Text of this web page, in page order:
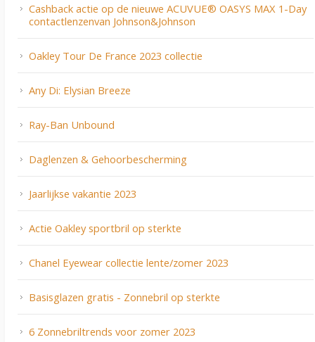
Cashback actie op de nieuwe ACUVUE® OASYS MAX 1-Day
contactlenzenvan Johnson&Johnson
Oakley Tour De France 2023 collectie
Any Di: Elysian Breeze
Ray-Ban Unbound
Daglenzen & Gehoorbescherming
Jaarlijkse vakantie 2023
Actie Oakley sportbril op sterkte
Chanel Eyewear collectie lente/zomer 2023
Basisglazen gratis - Zonnebril op sterkte
6 Zonnebriltrends voor zomer 2023